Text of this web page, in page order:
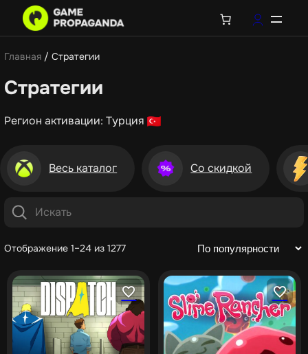
Главная / Стратегии
Стратегии
Регион активации: Турция
Весь каталог Со скидкой
Отображение 1–24 из 1277